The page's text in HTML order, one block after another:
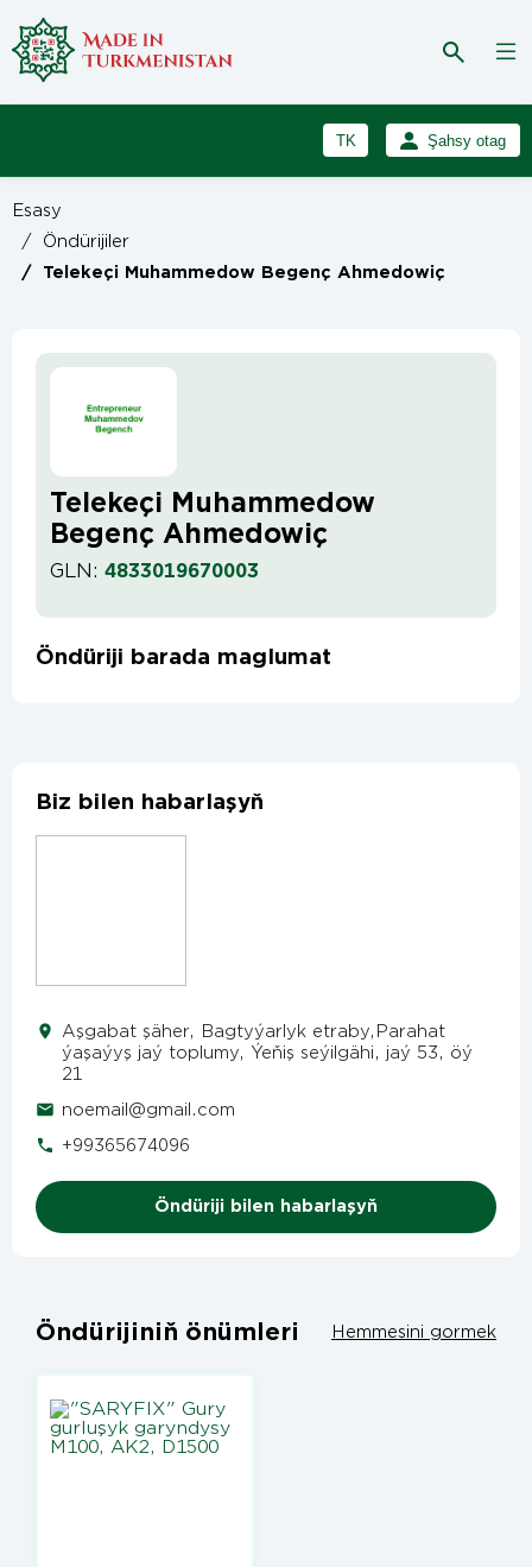
TK
RU
Şahsy otag
Esasy
/
Öndürijiler
/ Telekeçi Muhammedow Begenç Ahmedowiç
Telekeçi Muhammedow
Begenç Ahmedowiç
GLN: 4833019670003
Öndüriji barada maglumat
Biz bilen habarlaşyň
Aşgabat şäher, Bagtyýarlyk etraby,Parahat
ýaşaýyş jaý toplumy, Ýeňiş seýilgähi, jaý 53, öý
21
noemail@gmail.com
+99365674096
Öndüriji bilen habarlaşyň
Öndürijiniň önümleri Hemmesini gormek